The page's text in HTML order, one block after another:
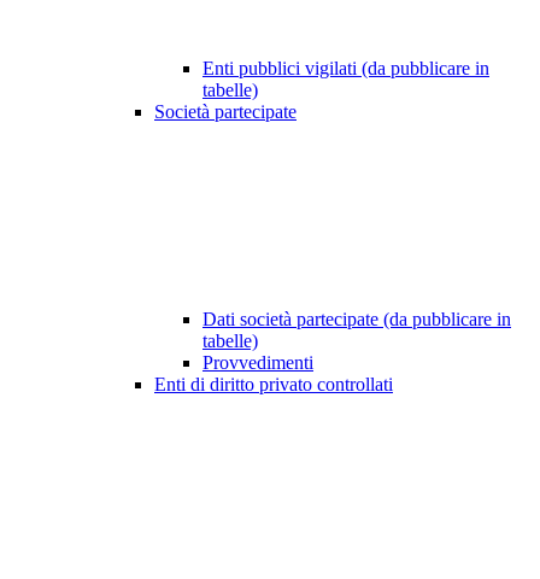
Enti pubblici vigilati (da pubblicare in
tabelle)
Società partecipate
Dati società partecipate (da pubblicare in
tabelle)
Provvedimenti
Enti di diritto privato controllati